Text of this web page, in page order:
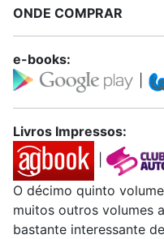
ONDE COMPRAR
e-books:
Livros Impressos:
O décimo quinto
muitos outros volumes
bastante interessante